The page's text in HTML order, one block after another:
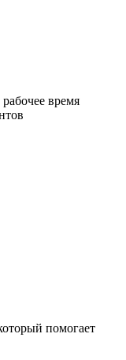
время
помогает